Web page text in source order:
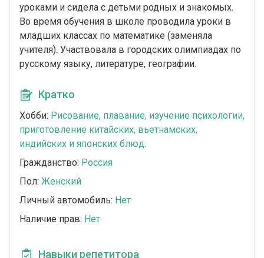
уроками и сидела с детьми родных и знакомых.
Во время обучения в школе проводила уроки в
младших классах по математике (заменяла
учителя). Участвовала в городских олимпиадах по
русскому языку, литературе, географии.
Кратко
Хобби: Рисование, плавание, изучение психологии,
приготовление китайских, вьетнамских,
индийских и японских блюд.
Гражданство: Россия
Пол: Женский
Личный автомобиль: Нет
Наличие прав: Нет
Навыки репетитора